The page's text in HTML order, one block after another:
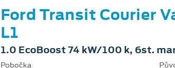
Ford Transit Courier
L1
1.0 EcoBoost 74 kW/100 k, 6st.
Pobočka